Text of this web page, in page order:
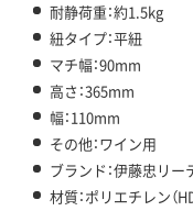
耐静荷重：約1.5kg
紐タイプ：平紐
マチ幅：90mm
高さ：365mm
幅：110mm
その他：ワイン用
ブランド：伊藤忠リ
材質：ポリエチレン（